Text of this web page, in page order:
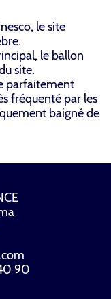
le site
le ballon
site.
parfaitement
fréquenté par les
baigné de
90